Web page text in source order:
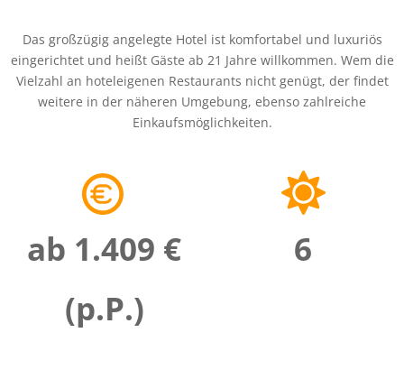
Das großzügig angelegte Hotel ist komfortabel und luxuriös
eingerichtet und heißt Gäste ab 21 Jahre willkommen. Wem die
Vielzahl an hoteleigenen Restaurants nicht genügt, der findet
weitere in der näheren Umgebung, ebenso zahlreiche
Einkaufsmöglichkeiten.
ab 1.409 €
(p.P.)
6